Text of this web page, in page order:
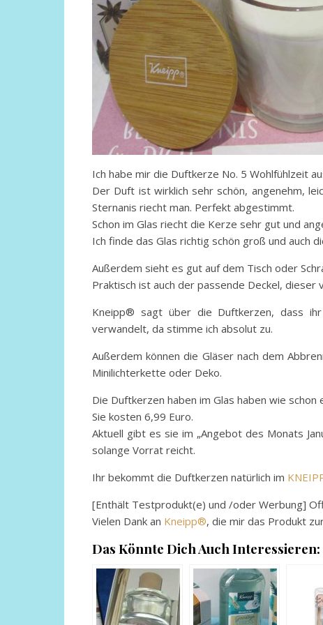
Ich habe mir die Duftkerze No. 5 Wohlfühlzeit
Der Duft ist wirklich sehr schön, angenehm,
Sternanis riecht man. Perfekt abgestimmt.
Schon im Glas riecht die Kerze sehr gut und
Ich finde das Glas richtig schön groß und auch
Außerdem sieht es gut auf dem Tisch oder
Praktisch ist auch der passende Deckel,
Kneipp® sagt über die Duftkerzen, dass
verwandelt, da stimme ich absolut zu.
Außerdem können die Gläser nach dem
Minilichterkette oder Deko.
Die Duftkerzen haben im Glas haben wie schon
Sie kosten 6,99 Euro.
Aktuell gibt es sie im „Angebot des Monats
solange Vorrat reicht.
Ihr bekommt die Duftkerzen natürlich im
[Enthält Testprodukt(e) und /oder Werbung]
Vielen Dank an Kneipp®, die mir das Produkt
Das Könnte Dich Auch Interessieren: